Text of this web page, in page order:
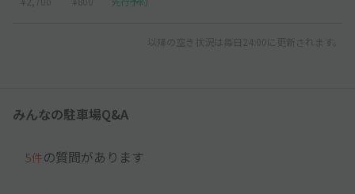
以降の空き状況は毎日24:00に更新されます。
みんなの駐車場Q&A
5件の質問があります